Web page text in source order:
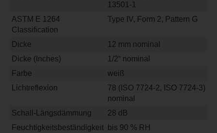
13501-1
ASTM E 1264
Classification
Type IV, Form 2, Pattern G
Dicke
12 mm nominal
Dicke (Inches)
1/2“ nominal
Farbe
weiß
Lichtreflexion
78 (ISO 7724-2, ISO 7724-3)
nominal
Schall-Längsdämmung
28 dB
Feuchtigkeitsbeständigkeit
bis 90 % RH